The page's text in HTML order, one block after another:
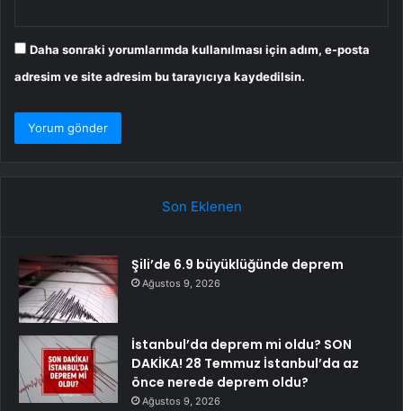
Daha sonraki yorumlarımda kullanılması için adım, e-posta
adresim ve site adresim bu tarayıcıya kaydedilsin.
Son Eklenen
Şili’de 6.9 büyüklüğünde deprem
Ağustos 9, 2026
İstanbul’da deprem mi oldu? SON
DAKİKA! 28 Temmuz İstanbul’da az
önce nerede deprem oldu?
Ağustos 9, 2026